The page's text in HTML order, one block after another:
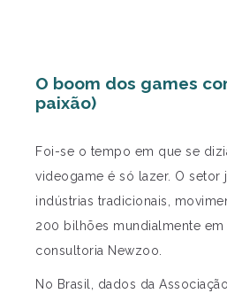
O boom dos games
paixão)
Foi-se o tempo em que se
videogame é só lazer. O setor
indústrias tradicionais,
200 bilhões mundialmente em
consultoria Newzoo.
No Brasil, dados da